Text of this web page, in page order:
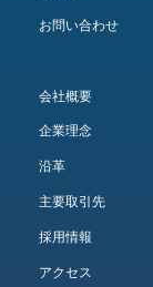
お問い合わせ
会社概要
企業理念
沿革
主要取引先
採用情報
アクセス